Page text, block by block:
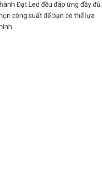
Đạt Led đều đáp ứng đầy đủ.
công suất để bạn có thể lựa